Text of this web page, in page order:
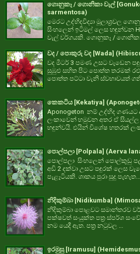
ගොනුකෑ / ගොනිකා වැල්
sarmentosa)
මෙරට උද්භිදවිද්‍යා මූලාශ්‍රවල
සිංහලෙන් ඉටිමල් ලෙස හඳුන්වන
වැල් වර්ගයකි. ගොනුකෑ /
වද / පොකුරු වද [Wada]
වද මීටර් 3 පමණ උසට වැඩෙන
සුඹුළු සහිත පිට පොත්ත තරමක්
පොත්ත පට්ටා වැනි ස්වභාවයත්
කෙකටිය [Kekatiya]
Aponogeton නම් උද්භිද
ලංකාවෙන් හමුවන අතර ඒ
හඳුන්වයි. එයින් විශේෂ හතරක්
පොල්පලා [Polpala] (Aerva
පොල්පලා සිංහලෙන් පොල්කුඩු
අඩි 2 දක්වා උසට පඳුරක් ලෙස
පැළෑටියකි. ශාකය පුරා සුදු පැහැත...
නිදිකුම්බා [Nidikumba]
නිදිකුම්බා පොළවට සමාන්තරව
පක්ෂවත් සංයුක්ත පත්‍ර ස්පර්ශ
නම යෙදී ඇත. පත්‍ර නටුවල ...
ඉරමුසු [Iramusu]